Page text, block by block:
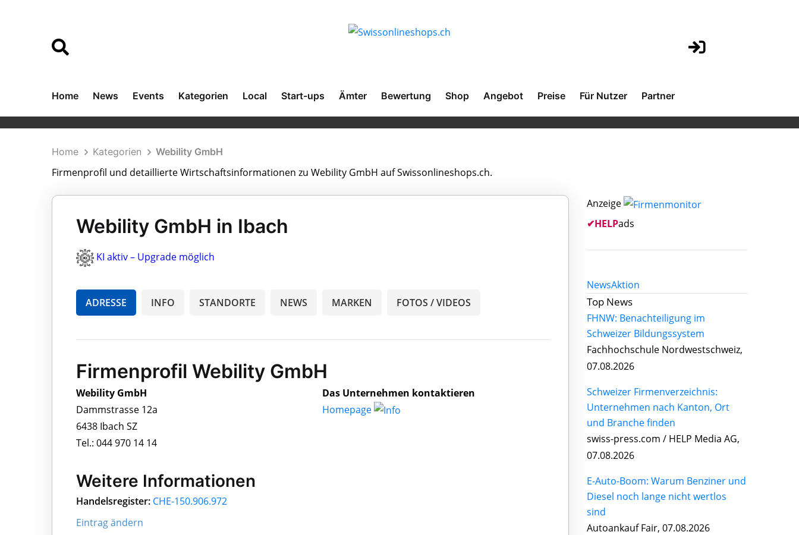
Home News Events Kategorien Local Start-ups Ämter Bewertung Shop Angebot Preise Für Nutzer Partner
Home Kategorien Webility GmbH
Firmenprofil und detaillierte Wirtschaftsinformationen zu Webility GmbH auf Swissonlineshops.ch.
Webility GmbH in Ibach
KI aktiv – Upgrade möglich
ADRESSE INFO STANDORTE NEWS MARKEN FOTOS / VIDEOS
Firmenprofil Webility GmbH
Webility GmbH
Dammstrasse 12a
6438 Ibach SZ
Tel.: 044 970 14 14
Das Unternehmen kontaktieren
Homepage
Weitere Informationen
Handelsregister: CHE-150.906.972
Eintrag ändern
Anzeige
✔HELPads
NewsAktion
Top News
FHNW: Benachteiligung im
Schweizer Bildungssystem
Fachhochschule Nordwestschweiz,
07.08.2026
Schweizer Firmenverzeichnis:
Unternehmen nach Kanton, Ort
und Branche finden
swiss-press.com / HELP Media AG,
07.08.2026
E-Auto-Boom: Warum Benziner und
Diesel noch lange nicht wertlos
sind
Autoankauf Fair, 07.08.2026